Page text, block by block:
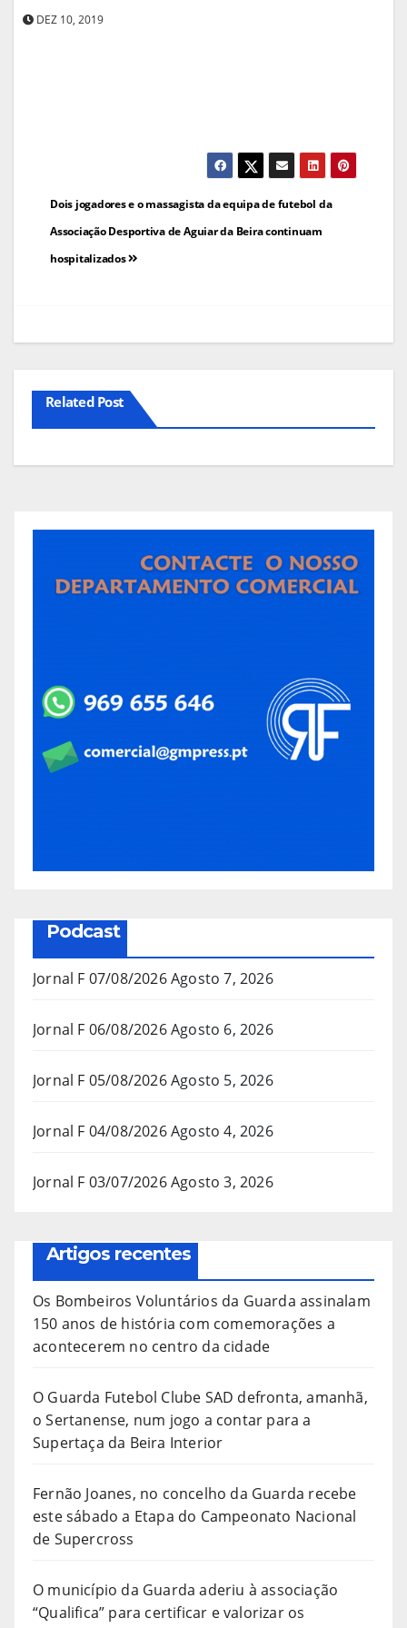
DEZ 10, 2019
Navegação
de
artigos
Dois jogadores e o massagista da equipa de futebol da
Associação Desportiva de Aguiar da Beira continuam
hospitalizados
Related Post
Podcast
Jornal F 07/08/2026Agosto 7, 2026
Jornal F 06/08/2026Agosto 6, 2026
Jornal F 05/08/2026Agosto 5, 2026
Jornal F 04/08/2026Agosto 4, 2026
Jornal F 03/07/2026Agosto 3, 2026
Artigos recentes
Os Bombeiros Voluntários da Guarda assinalam
150 anos de história com comemorações a
acontecerem no centro da cidade
O Guarda Futebol Clube SAD defronta, amanhã,
o Sertanense, num jogo a contar para a
Supertaça da Beira Interior
Fernão Joanes, no concelho da Guarda recebe
este sábado a Etapa do Campeonato Nacional
de Supercross
O município da Guarda aderiu à associação
“Qualifica” para certificar e valorizar os